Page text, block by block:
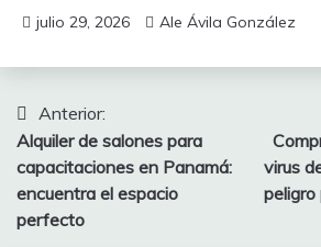
julio 29, 2026 Ale Ávila González
Navegación
de
entradas
Anterior:
Alquiler de salones para
capacitaciones en Panamá:
encuentra el espacio
perfecto
virus
peligro